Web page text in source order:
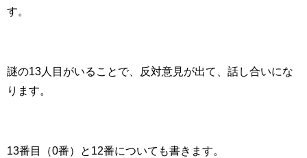
す。
謎の13人目がいることで、反対意見が出て、話し合いにな
ります。
13番目（0番）と12番についても書きます。